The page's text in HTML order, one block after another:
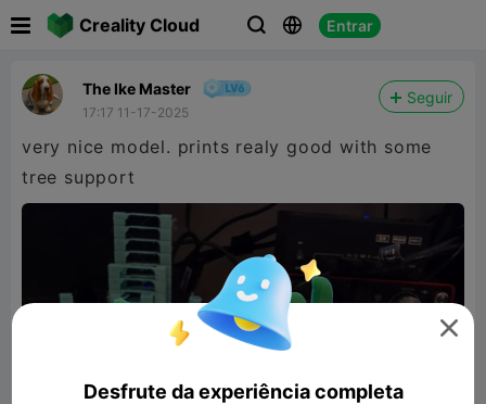
Creality Cloud   Entrar
The Ike Master
17:17 11-17-2025
Seguir
very nice model. prints realy good with some
tree support

Desfrute da experiência completa